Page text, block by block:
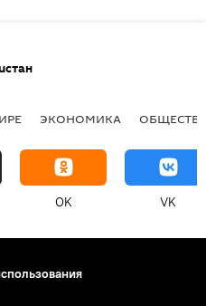
ЭКОНОМИКА
OK VK